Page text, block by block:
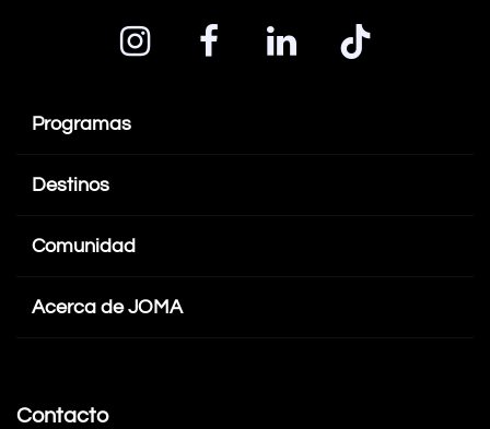
Programas
Destinos
Comunidad
Acerca de JOMA
Contacto